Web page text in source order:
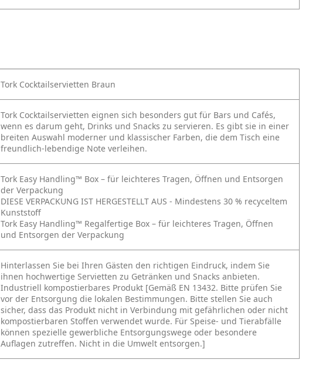
Tork Cocktailservietten Braun
Tork Cocktailservietten eignen sich besonders gut für Bars und Cafés,
wenn es darum geht, Drinks und Snacks zu servieren. Es gibt sie in einer
breiten Auswahl moderner und klassischer Farben, die dem Tisch eine
freundlich-lebendige Note verleihen.
Tork Easy Handling™ Box – für leichteres Tragen, Öffnen und Entsorgen
der Verpackung
DIESE VERPACKUNG IST HERGESTELLT AUS - Mindestens 30 % recyceltem
Kunststoff
Tork Easy Handling™ Regalfertige Box – für leichteres Tragen, Öffnen
und Entsorgen der Verpackung
Hinterlassen Sie bei Ihren Gästen den richtigen Eindruck, indem Sie
ihnen hochwertige Servietten zu Getränken und Snacks anbieten.
Industriell kompostierbares Produkt [Gemäß EN 13432. Bitte prüfen Sie
vor der Entsorgung die lokalen Bestimmungen. Bitte stellen Sie auch
sicher, dass das Produkt nicht in Verbindung mit gefährlichen oder nicht
kompostierbaren Stoffen verwendet wurde. Für Speise- und Tierabfälle
können spezielle gewerbliche Entsorgungswege oder besondere
Auflagen zutreffen. Nicht in die Umwelt entsorgen.]